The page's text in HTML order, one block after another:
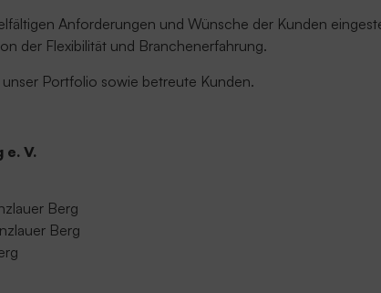
Anforderungen und Wünsche der Kunden
der Flexibilität und Branchenerfahrung.
Portfolio sowie betreute Kunden.
V.
Berg
Berg